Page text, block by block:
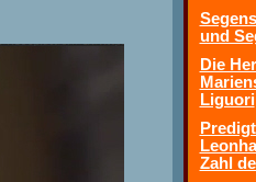
und
Die
Liguori
Zahl